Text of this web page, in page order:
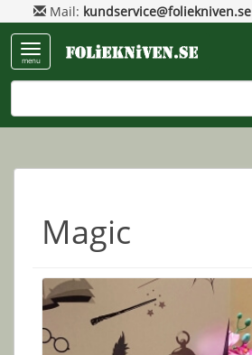
Mail: kundservice@foliekniven.se
menu
Magic